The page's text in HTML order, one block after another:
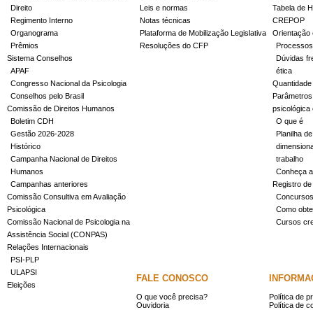
Direito
Regimento Interno
Organograma
Prêmios
Sistema Conselhos
APAF
Congresso Nacional da Psicologia
Conselhos pelo Brasil
Comissão de Direitos Humanos
Boletim CDH
Gestão 2026-2028
Histórico
Campanha Nacional de Direitos
Humanos
Campanhas anteriores
Comissão Consultiva em Avaliação
Psicológica
Comissão Nacional de Psicologia na
Assistência Social (CONPAS)
Relações Internacionais
PSI-PLP
ULAPSI
Eleições
Leis e normas
Notas técnicas
Plataforma de Mobilização Legislativa
Resoluções do CFP
Tabela de
CREPOP
Orientação
Dúvidas
ética
psicológica
O que é
Planilha
trabalho
Conheça
Registro
Concursos
Como
Cursos
FALE CONOSCO
O que você precisa?
Ouvidoria
Política de
Política de